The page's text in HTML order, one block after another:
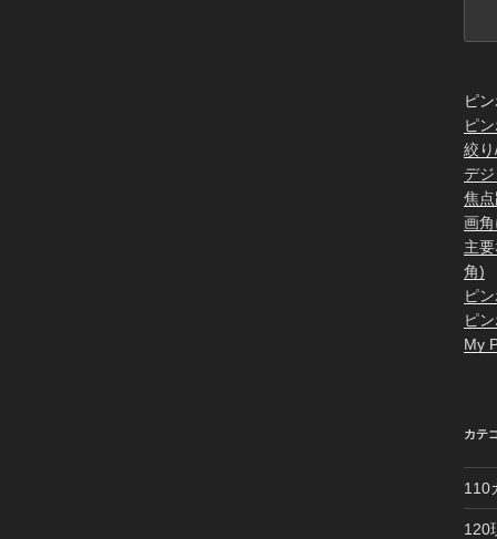
ピ
ピ
絞
デ
焦
画
主
角)
ピ
ピ
My
カテ
110
120